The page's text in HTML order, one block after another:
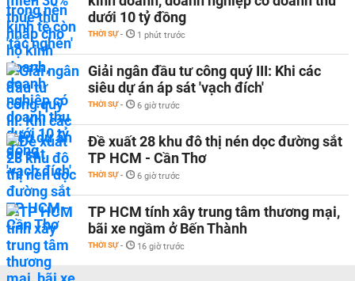
dưới 10 tỷ đồng
THỜI SỰ - 1 phút trước
Giải ngân đầu tư công quý III: Khi các
siêu dự án áp sát 'vạch đích'
THỜI SỰ - 6 giờ trước
Đề xuất 28 khu đô thị nén dọc đường sắt
TP HCM - Cần Thơ
THỜI SỰ - 6 giờ trước
TP HCM tính xây trung tâm thương mại,
bãi xe ngầm ở Bến Thành
THỜI SỰ - 16 giờ trước